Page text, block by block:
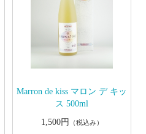
Marron de kiss マロン デ キッ
ス 500ml
1,500円
（税込み）